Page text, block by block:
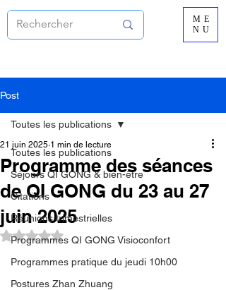
ME
NU
Post
Toutes les publications
Séjours QI GONG & bien-être
Citations
Réunions trimestrielles
Programmes QI GONG Visioconfort
Programmes pratique du jeudi 10h00
Postures Zhan Zhuang
Toutes les publications
Programme des séances
de QI GONG du 23 au 27
juin 2025
21 juin 2025 1 min de lecture
Noté NaN étoiles sur 5.